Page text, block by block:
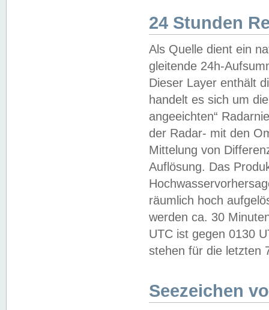
24 Stunden
Als Quelle dient ein
gleitende 24h-
Dieser Layer enthält
handelt es sich um
angeeichten“
der Radar- mit den
Mittelung von
Auflösung. Das
räumlich hoch
werden ca. 30
UTC ist gegen 0130
stehen für die letzten
Seezeichen